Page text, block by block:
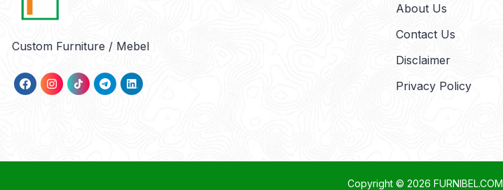
Custom Furniture / Mebel
About Us
Contact Us
Disclaimer
Privacy Policy
Copyright © 2026 FURNIBEL.COM